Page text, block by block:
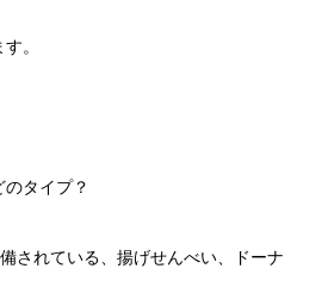
。
タイプ？
されている、揚げせんべい、ドーナ